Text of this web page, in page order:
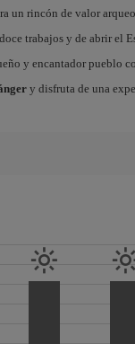
un rincón de valor
trabajos y de abrir el
y encantador pueblo
y disfruta de una